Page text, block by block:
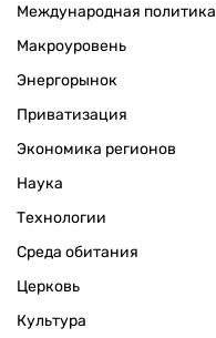
Международная политика
Макроуровень
Энергорынок
Приватизация
Экономика регионов
Наука
Технологии
Среда обитания
Церковь
Культура